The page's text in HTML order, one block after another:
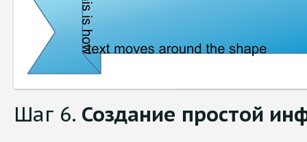
Шаг 6. Создание простой